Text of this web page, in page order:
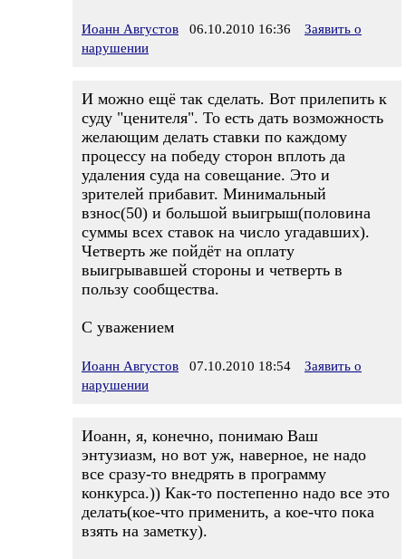
Иоанн Августов 06.10.2010 16:36
Заявить о
нарушении
И можно ещё так сделать. Вот прилепить к
суду "ценителя". То есть дать возможность
желающим делать ставки по каждому
процессу на победу сторон вплоть да
удаления суда на совещание. Это и
зрителей прибавит. Минимальный
взнос(50) и большой выигрыш(половина
суммы всех ставок на число угадавших).
Четверть же пойдёт на оплату
выигрывавшей стороны и четверть в
пользу сообщества.
С уважением
Иоанн Августов 07.10.2010 18:54
Заявить о
нарушении
Иоанн, я, конечно, понимаю Ваш
энтузиазм, но вот уж, наверное, не надо
все сразу-то внедрять в программу
конкурса.)) Как-то постепенно надо все это
делать(кое-что применить, а кое-что пока
взять на заметку).